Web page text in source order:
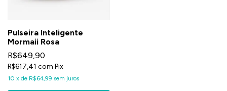
Pulseira Inteligente
Mormaii Rosa
R$649,90
R$617,41 com Pix
10 x de R$64,99 sem juros